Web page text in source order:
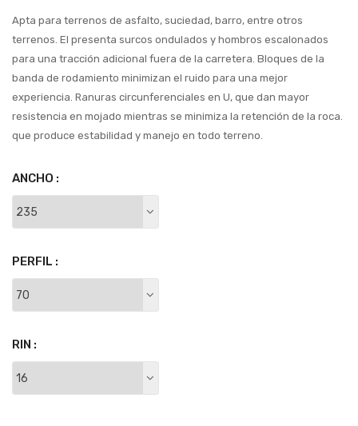
Apta para terrenos de asfalto, suciedad, barro, entre otros
terrenos. El presenta surcos ondulados y hombros escalonados
para una tracción adicional fuera de la carretera. Bloques de la
banda de rodamiento minimizan el ruido para una mejor
experiencia. Ranuras circunferenciales en U, que dan mayor
resistencia en mojado mientras se minimiza la retención de la roca.
que produce estabilidad y manejo en todo terreno.
ANCHO :
PERFIL :
RIN :